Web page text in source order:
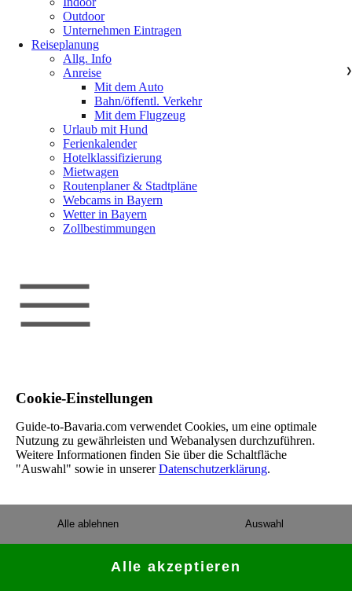
Outdoor
Unternehmen Eintragen
Reiseplanung
Allg. Info
Anreise
❯
Mit dem Auto
Bahn/öffentl. Verkehr
Mit dem Flugzeug
Urlaub mit Hund
Ferienkalender
Hotelklassifizierung
Mietwagen
Routenplaner & Stadtpläne
Webcams in Bayern
Wetter in Bayern
Zollbestimmungen
Cookie-Einstellungen
Guide-to-Bavaria.com verwendet Cookies, um eine optimale
Nutzung zu gewährleisten und Webanalysen durchzuführen.
Weitere Informationen finden Sie über die Schaltfläche
"Auswahl" sowie in unsererDatenschutzerklärung.
Auswahl
Alle ablehnen
Alle akzeptieren